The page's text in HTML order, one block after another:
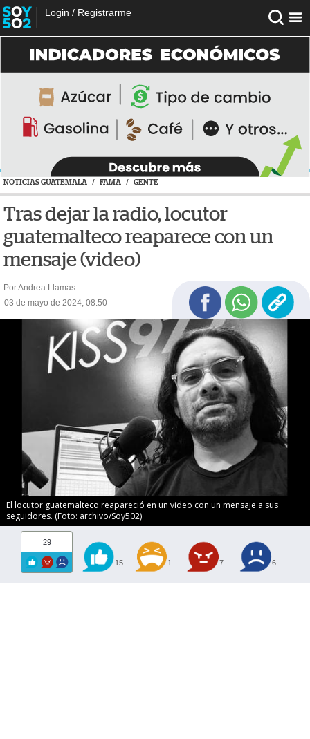
Login / Registrarme
NOTICIAS GUATEMALA / FAMA / GENTE
Tras dejar la radio, locutor
guatemalteco reaparece con un
mensaje (video)
Por Andrea Llamas
03 de mayo de 2024, 08:50
El locutor guatemalteco reapareció en un video con un mensaje a sus
seguidores. (Foto: archivo/Soy502)
29
15 1 7 6